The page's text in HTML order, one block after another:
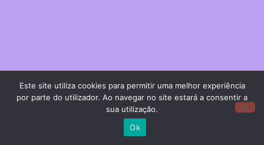
Este site utiliza cookies para permitir uma melhor experiência
por parte do utilizador. Ao navegar no site estará a consentir a
sua utilização.
Ok